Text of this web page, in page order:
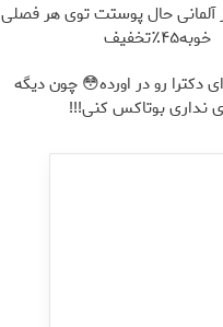
آلمانی حال پوستت توی هر فصلی
خوبه۴۵٪تخفیف
دکترا رو در اورده😳 چون دیگه
نداری بوتاکس کنی!!!